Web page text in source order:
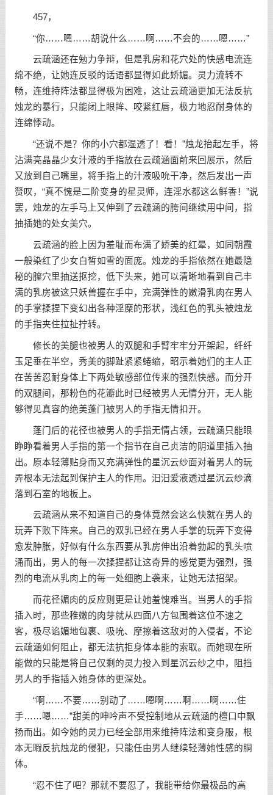
457，
“你……嗯……胡说什么……啊……不会的……嗯……”
云疏涵还在勉力争辩，但是乳房和花穴处的快感电流连
绵不绝，让她连反驳的话语都显得如此娇媚。灵力流转不
畅，连维持阵法都显得极为困难，这让云疏涵更加无法反抗
烛龙的暴行，只能闭上眼眸、咬紧红唇，极力地忍耐身体的
连绵悸动。
“还说不是？你的小穴都湿透了！看！”烛龙抬起左手，将
沾满亮晶晶少女汁液的手指放在云疏涵面前来回展示，然后
又放到自己嘴里，将手指上的汁液吸吮干净，然后发出一声
赞叹，“真不愧是二阶变身的星灵师，连淫水都这么鲜香！”说
罢，烛龙的左手马上又伸到了云疏涵的胯间继续用中间，指
抽插她的处女美穴。
云疏涵的脸上因为羞耻而布满了娇美的红晕，如同朝霞
一般染红了少女白皙如雪的面庞。烛龙的手指依然在她最隐
秘的膣穴里抽送抠挖，低下头来，她可以清晰地看到自己丰
满的乳房被这只妖兽握在手中，充满弹性的嫩滑乳肉在男人
的手掌揉捏下变幻出各种淫糜的形状，浅红色的乳头被烛龙
的手指夹住拉扯拧转。
修长的美腿也被男人的双腿和手臂牢牢分开架起，纤纤
玉足垂在半空，秀美的脚趾紧紧蜷缩，昭示着她们的主人正
在苦苦忍耐身体上下两处敏感部位传来的强烈快感。而分开
的双腿间，那粉色的花瓣此时已经被男人无情分开，无人能
够得见真容的绝美蓬门被男人的手指无情扣开。
蓬门后的花径也被男人的手指无情占领，云疏涵只能眼
睁睁看着男人手指的第一个指节在自己贞洁的阴道里插入抽
出。原本轻薄贴身而又充满弹性的星沉云纱面对着男人的玩
弄根本无法起到保护主人的作用。汨汨爱液透过星沉云纱滴
落到石室的地板上。
云疏涵从来不知道自己的身体竟然会这么快就在男人的
玩弄下败下阵来。自己的双乳已经在男人手掌的玩弄下变得
愈发肿胀，好似有什么东西要从乳房伸出沿着勃起的乳头喷
涌而出，男人的每一次揉捏都让这奇异的感觉更为强烈，强
烈的电流从乳肉上的每一处细胞上袭来，让她无法招架。
而花径媚肉的反应则更是让她羞愧难当。当男人的手指
插入时，那些稚嫩的肉芽就从四面八方包围着这位不速之
客，极尽谄媚地包裹、吸吮、摩擦着这敌对的入侵者，不论
云疏涵如何阻止，都无法抗拒身体本能的索取。而她现在所
能做的只能是将自己仅剩的灵力投入到星沉云纱之中，阻挡
男人的手指插入她身体的更深处。
“啊……不要……别动了……嗯啊……啊……啊……住
手……嗯……”甜美的呻吟声不受控制地从云疏涵的檀口中飘
扬而出。如今她的灵力已经全部用来维持阵法和变身服，根
本无暇反抗烛龙的侵犯，只能任由男人继续轻薄她性感的胴
体。
“忍不住了吧？那就不要忍了，我能带给你最极品的高